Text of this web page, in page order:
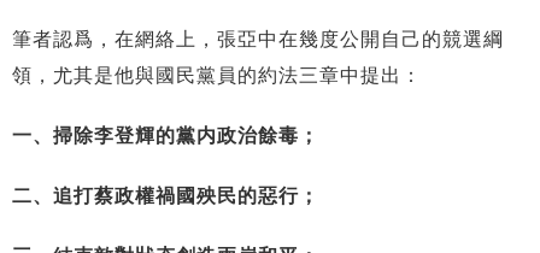
筆者認爲，在網絡上，張亞中在幾度公開自己的競選綱
領，尤其是他與國民黨員的約法三章中提出：
一、掃除李登輝的黨内政治餘毒；
二、追打蔡政權禍國殃民的惡行；